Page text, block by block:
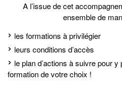
A l’issue de cet
ensemble de
les formations à privilégier
leurs conditions d’accès
le plan d’actions à suivre pour
formation de votre choix !